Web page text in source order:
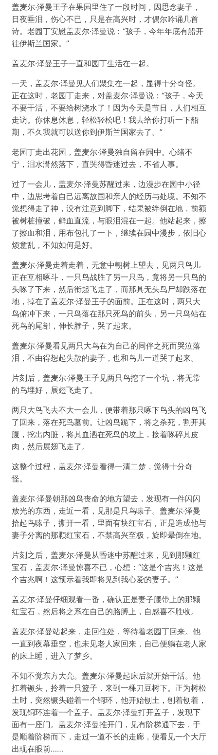
盖麦尔·泽曼王子在果园里住了一段时间，因思念妻子，
日夜垂泪，伤心不已，只是在高兴时，才偶尔吟诵几首
诗。老园丁安慰盖麦尔·泽曼说：“孩子，今年年底有船开
往伊斯兰国家。”
盖麦尔·泽曼王子一直和园丁生活在一起。
一天，盖麦尔·泽曼见人们聚集在一起，显得十分奇怪。
正在这时，老园丁走来，对盖麦尔·泽曼说：“孩子，今天
不要干活，不要给树浇水了！因为今天是节日，人们相互
走访。你休息休息，轻松轻松吧！我去给你打听一下船
期，不久我就可以送你到伊斯兰国家去了。”
老园丁走出花园，盖麦尔·泽曼独自留在园中。心绪不
宁，泪水潸然落下，直哭得昏迷过去，不省人事。
过了一会儿，盖麦尔·泽曼苏醒过来，边漫步在园中小径
中，边思考着自己远离故国和亲人的经历与处境。不知不
觉想得走了神，没有注意到脚下，结果被绊倒在地，前额
被树桩撞破，鲜血直流，与眼泪混在一起。他站起来，擦
了擦血和泪，用布包扎了一下，继续在园中漫步，依旧心
烦意乱，不知如何是好。
盖麦尔·泽曼走着走着，无意中朝树上望去，见两只鸟儿
正在互相啄斗，一只鸟战胜了另一只鸟，竟将另一只鸟的
头啄了下来，然后衔起飞走了，而那具无头鸟尸却跌落在
地，掉在了盖麦尔·泽曼王子的面前。正在这时，两只大
鸟俯冲下来，一只鸟落在那只死鸟的前头，另一只鸟站在
死鸟的尾部，伸长脖子，哭了起来。
盖麦尔·泽曼看见两只大鸟在为自己的同伴之死而哭泣落
泪，不由得想起失散的妻子，也和鸟儿一道哭了起来。
片刻后，盖麦尔·泽曼王子见两只鸟挖了一个坑，将无常
的鸟埋好，展翅飞走了。
两只大鸟飞去不大一会儿，便带着那只啄下鸟头的凶鸟飞
了回来，落在死鸟墓前。让凶鸟跪下，将之杀死，割开其
腹，挖出内脏，将其血洒在死鸟的坟上，接着啄碎其皮
肉，然后展翅飞走了。
这整个过程，盖麦尔·泽曼看得一清二楚，觉得十分奇
怪。
盖麦尔·泽曼朝那凶鸟丧命的地方望去，发现有一件闪闪
放光的东西，走近一看，见那是只鸟嗉子。盖麦尔·泽曼
拾起鸟嗉子，撕开一看，里面有块红宝石，正是造成他与
妻子分离的那颗红宝石，不禁高兴至极，旋即晕倒在地。
片刻之后，盖麦尔·泽曼从昏迷中苏醒过来，见到那颗红
宝石，盖麦尔·泽曼惊喜不已，心想：“这是个吉兆！这是
个吉兆啊！这预示着我即将见到我心爱的妻子。”
盖麦尔·泽曼仔细观看一番，确认正是妻子腰带上的那颗
红宝石，然后将之系在自己的胳膊上，自感喜不胜收。
盖麦尔·泽曼站起来，走回住处，等待着老园丁回来。他
一直到夜幕垂空，也未见老人家回来，自己便躺在老人家
的床上睡，进入了梦乡。
不知不觉东方大亮。盖麦尔·泽曼起床后就开始干活。他
扛着镢头，拎着一只篮子，来到一棵刀豆树下。正为树松
土时，突然镢头碰着一个铜环，他开始刨土，刨着刨着，
发现铜环连着一个盖子。盖麦尔·泽曼打开盖子，发现下
面有一座门。盖麦尔·泽曼推开门，见有阶梯通下去，于
是顺着阶梯而下，走过一道不长的走廊，便看见一个大厅
出现在眼前……